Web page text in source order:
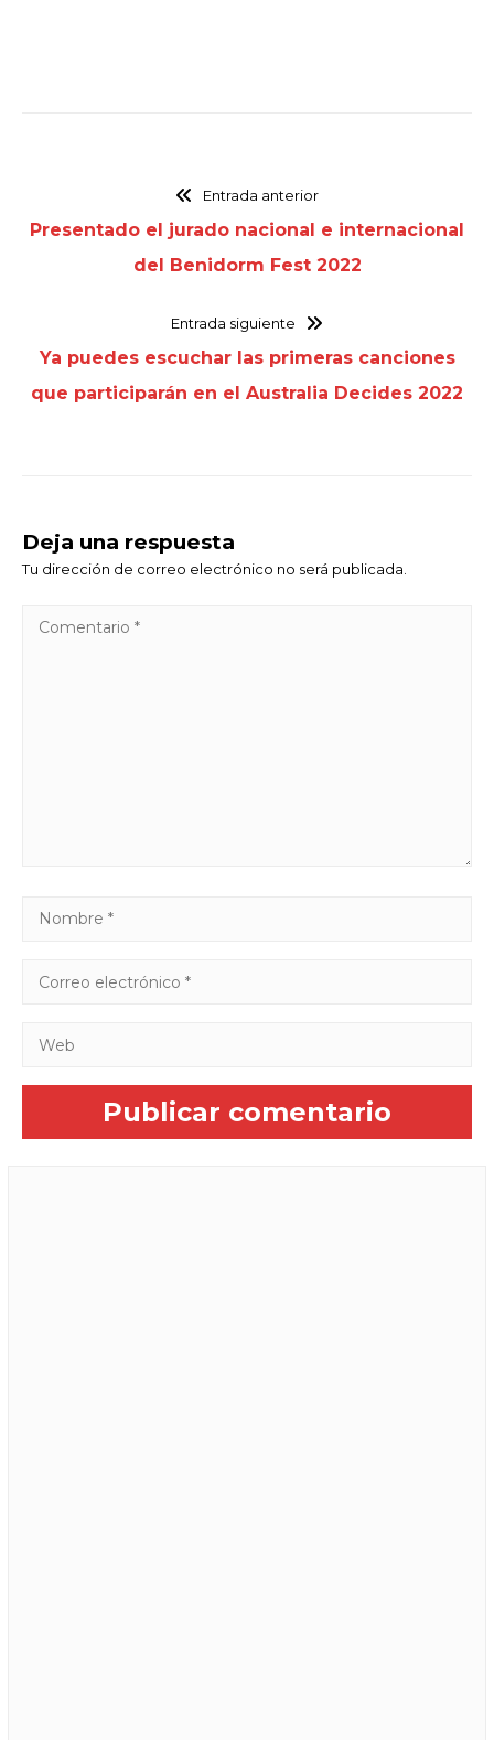
Entrada anterior
Presentado el jurado nacional e internacional
del Benidorm Fest 2022
Entrada siguiente
Ya puedes escuchar las primeras canciones
que participarán en el Australia Decides 2022
Deja una respuesta
Tu dirección de correo electrónico no será publicada.